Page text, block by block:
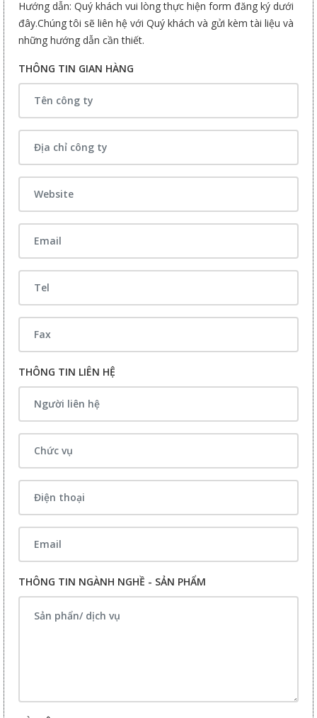
Hướng dẫn: Quý khách vui lòng thực hiện form đăng ký dưới
đây.Chúng tôi sẽ liên hệ với Quý khách và gửi kèm tài liệu và
những hướng dẫn cần thiết.
THÔNG TIN GIAN HÀNG
THÔNG TIN LIÊN HỆ
THÔNG TIN NGÀNH NGHỀ - SẢN PHẨM